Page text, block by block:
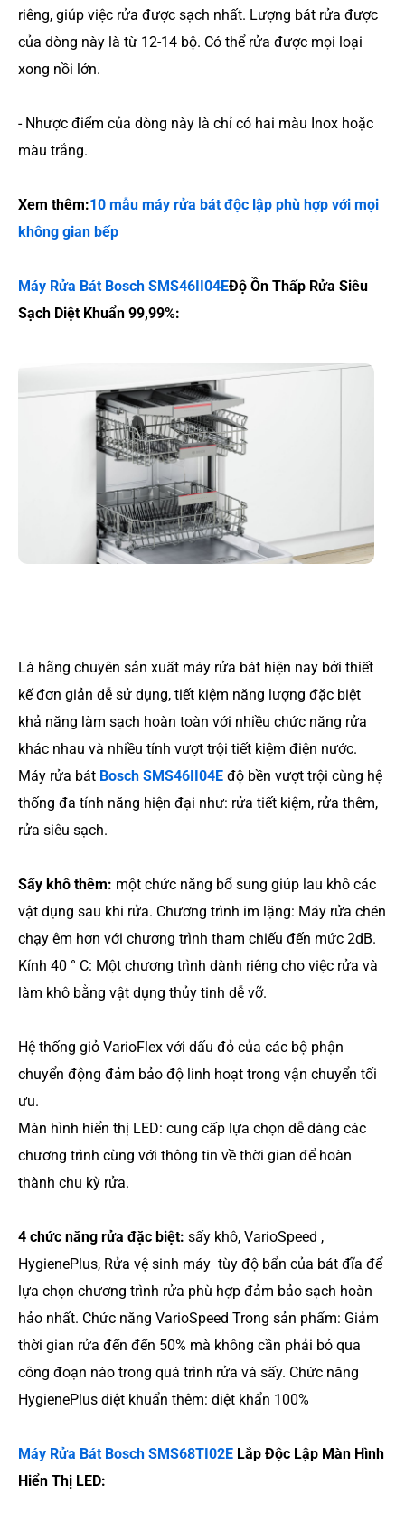
riêng, giúp việc rửa được sạch nhất. Lượng bát rửa được
của dòng này là từ 12-14 bộ. Có thể rửa được mọi loại
xong nồi lớn.
- Nhược điểm của dòng này là chỉ có hai màu Inox hoặc
màu trắng.
Xem thêm:10 mẫu máy rửa bát độc lập phù hợp với mọi
không gian bếp
Máy Rửa Bát Bosch SMS46II04EĐộ Ồn Thấp Rửa Siêu
Sạch Diệt Khuẩn 99,99%:
Là hãng chuyên sản xuất máy rửa bát hiện nay bởi thiết
kế đơn giản dễ sử dụng, tiết kiệm năng lượng đặc biệt
khả năng làm sạch hoàn toàn với nhiều chức năng rửa
khác nhau và nhiều tính vượt trội tiết kiệm điện nước.
Máy rửa bát Bosch SMS46II04E độ bền vượt trội cùng hệ
thống đa tính năng hiện đại như: rửa tiết kiệm, rửa thêm,
rửa siêu sạch.
Sấy khô thêm: một chức năng bổ sung giúp lau khô các
vật dụng sau khi rửa. Chương trình im lặng: Máy rửa chén
chạy êm hơn với chương trình tham chiếu đến mức 2dB.
Kính 40 ° C: Một chương trình dành riêng cho việc rửa và
làm khô bằng vật dụng thủy tinh dễ vỡ.
Hệ thống giỏ VarioFlex với dấu đỏ của các bộ phận
chuyển động đảm bảo độ linh hoạt trong vận chuyển tối
ưu.
Màn hình hiển thị LED: cung cấp lựa chọn dễ dàng các
chương trình cùng với thông tin về thời gian để hoàn
thành chu kỳ rửa.
4 chức năng rửa đặc biệt: sấy khô, VarioSpeed ​​,
HygienePlus, Rửa vệ sinh máy tùy độ bẩn của bát đĩa để
lựa chọn chương trình rửa phù hợp đảm bảo sạch hoàn
hảo nhất. Chức năng VarioSpeed Trong sản phẩm: Giảm
thời gian rửa đến đến 50% mà không cần phải bỏ qua
công đoạn nào trong quá trình rửa và sấy. Chức năng
HygienePlus diệt khuẩn thêm: diệt khẩn 100%
Máy Rửa Bát Bosch SMS68TI02E Lắp Độc Lập Màn Hình
Hiển Thị LED: